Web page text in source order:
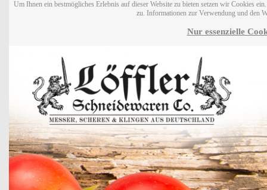
Um Ihnen ein bestmögliches Erlebnis auf dieser Website zu bieten setzen wir Cookies
zu. Informationen zur Verwendung und den
Nur essenzielle